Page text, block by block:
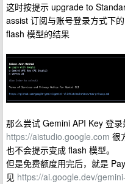
这时按提示 upgrade to
assist 订阅与账号登录方式下
flash 模型的结果
那么尝试 Gemini API Key 登
https://aistudio.google.com 很
也不会提示变成 flash 模型。
但是免费额度用完后，就是
见 https://ai.google.dev/